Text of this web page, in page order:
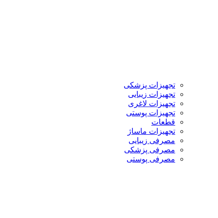
تجهیزات پزشکی
تجهیزات زیبایی
تجهیزات لاغری
تجهیزات پوستی
قطعات
تجهیزات ماساژ
مصرفی زیبایی
مصرفی پزشکی
مصرفی پوستی